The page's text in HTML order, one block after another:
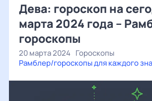
Дева: гороскоп на
марта 2024 года –
гороскопы
20 марта 2024 Гороскопы
Рамблер/гороскопы для каждого